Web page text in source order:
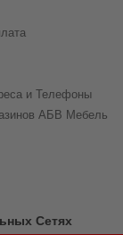
и Телефоны
АБВ Мебель
Сетях